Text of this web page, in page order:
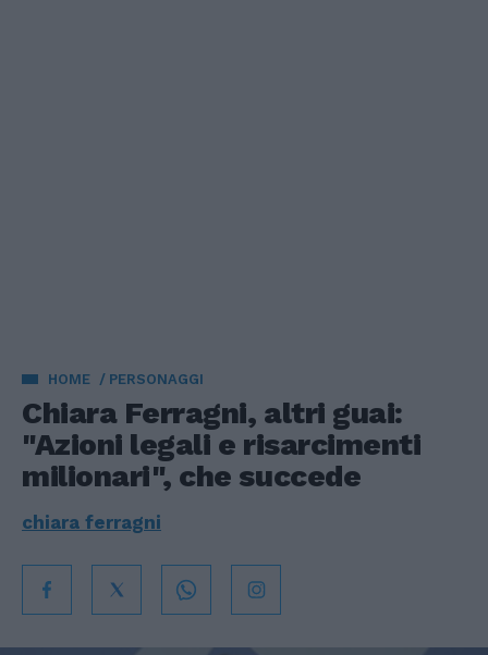
HOME PERSONAGGI
Chiara Ferragni, altri guai:
"Azioni legali e risarcimenti
milionari", che succede
chiara ferragni